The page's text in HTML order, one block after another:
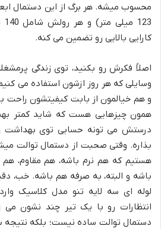
کارایی بالایی رو تضمین می کنه.
اصلاً فکرش رو بکنید، توی زندگی
وسایلی که هر روز ازشون استفاده می
و هم خیالمون از بابت کیفیتشون راحت
همون چیزهایی هست که شاید کمتر
درستش می تونه حسابی توی بهداشت
بذاره. وقتی صحبت از دستمال توالت
هستیم که هم نرم باشه، هم مقاوم،
باشه و البته، به صرفه هم باشه. خب،
لوله ای سه لایه تنو مدل کلاسیک
انتظارات رو با یک تیر چند نشون
دستمال توالت ساده نیست؛ بلکه نتیجه